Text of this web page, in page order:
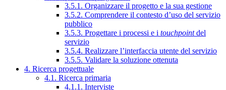
3.5.1. Organizzare il progetto e la sua gestione
3.5.2. Comprendere il contesto d’uso del servizio
pubblico
3.5.3. Progettare i processi e i touchpointdel
servizio
3.5.4. Realizzare l’interfaccia utente del servizio
3.5.5. Validare la soluzione ottenuta
4. Ricerca progettuale
4.1. Ricerca primaria
4.1.1. Interviste